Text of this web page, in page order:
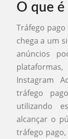
O que é
Tráfego
chega a um
anúncios
Instagram
tráfego
utilizando
alcançar o
tráfego